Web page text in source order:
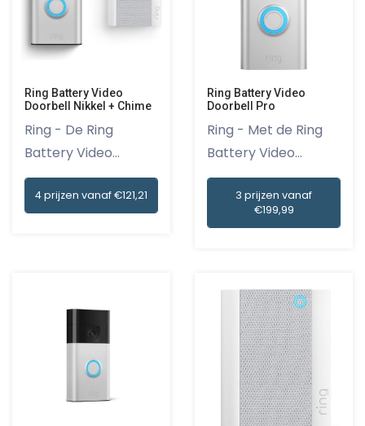
Ring Battery Video
Doorbell Nikkel + Chime
Ring - De Ring
Battery Video
Deurbel is een...
4 prijzen vanaf €121,21
Ring Battery Video
Doorbell Pro
Ring - Met de Ring
Battery Video
Doorbell P...
3 prijzen vanaf
€199,99